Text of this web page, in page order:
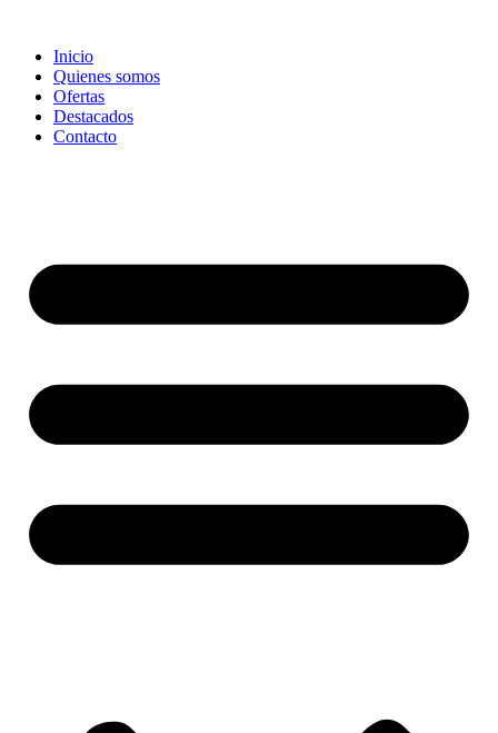
contenido
Inicio
Quienes somos
Ofertas
Destacados
Contacto